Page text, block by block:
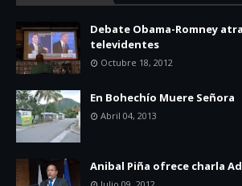
Debate Obama-Romney
televidentes
Octubre 18, 2012
En Bohechío Muere Señora
Abril 04, 2013
Anibal Piña ofrece charla